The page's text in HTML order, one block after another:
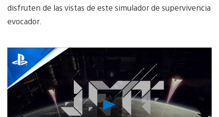
disfruten de las vistas de este simulador de supervivencia
evocador.
Reproducir
Video